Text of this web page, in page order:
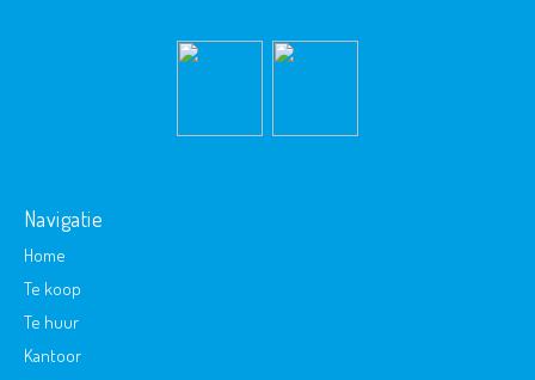
Navigatie
Home
Te koop
Te huur
Kantoor